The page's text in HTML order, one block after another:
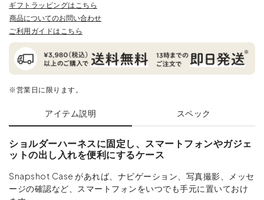
ギフトラッピングはこちら
商品についてのお問い合わせ
ご利用ガイドはこちら
※営業日に限ります。
アイテム説明 スペック
ショルダーハーネスに固定し、スマートフォンやガジェ
ットの出し入れを便利にするケース
Snapshot Case があれば、ナビゲーション、写真撮影、メッセ
ージの確認など、スマートフォンをいつでも手元に置いておけ